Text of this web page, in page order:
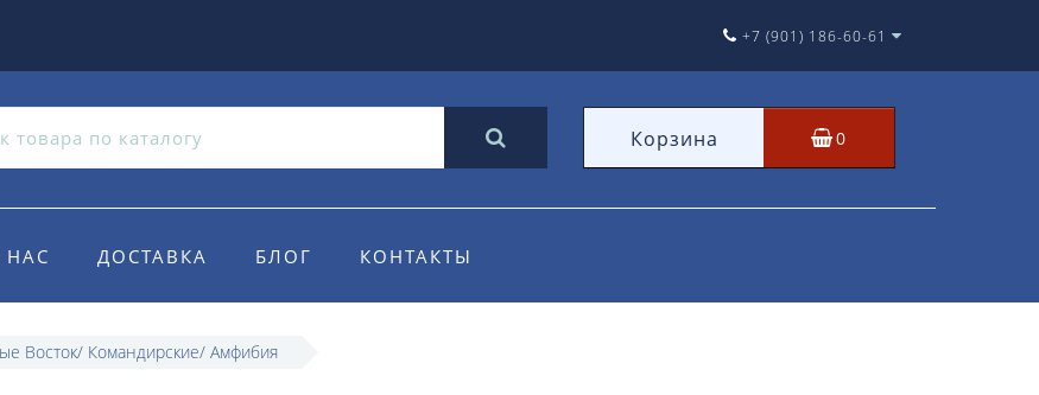
+7 (901) 186-60-61
Корзина 0
НАС ДОСТАВКА БЛОГ КОНТАКТЫ
Восток/ Командирские/ Амфибия